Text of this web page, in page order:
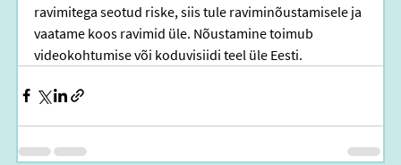
ravimitega seotud riske, siis tule raviminõustamisele ja
vaatame koos ravimid üle. Nõustamine toimub
videokohtumise või koduvisiidi teel üle Eesti.